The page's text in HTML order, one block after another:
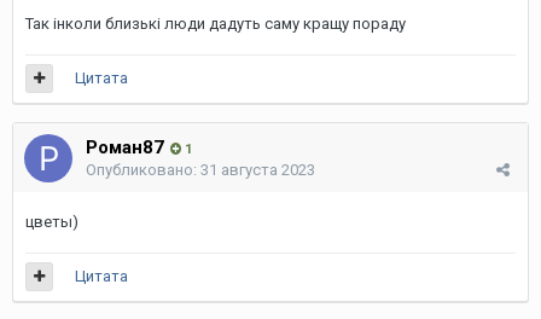
Так інколи близькі люди дадуть саму кращу пораду
Цитата
Роман87 1
Опубликовано: 31 августа 2023
цветы)
Цитата